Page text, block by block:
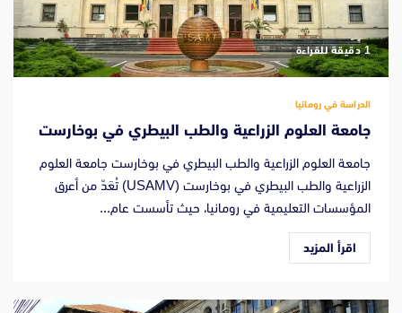
‫1 دقيقة للقراءة
الدراسة في رومانيا
جامعة العلوم الزراعية والطب البيطري في بوخارست
جامعة العلوم الزراعية والطب البيطري في بوخارست جامعة العلوم
الزراعية والطب البيطري في بوخارست (USAMV) تُعَدّ من أعرق
المؤسسات التعليمية في رومانيا، حيث تأسست عام...
اقرأ المزيد